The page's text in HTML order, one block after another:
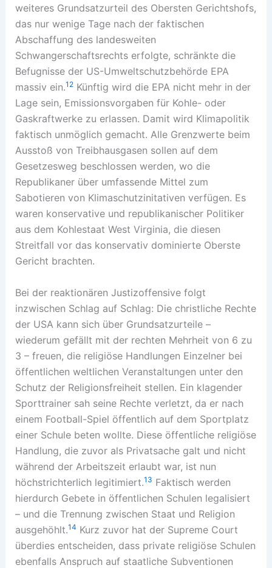
weiteres Grundsatzurteil des Obersten Gerichtshofs,
das nur wenige Tage nach der faktischen
Abschaffung des landesweiten
Schwangerschaftsrechts erfolgte, schränkte die
Befugnisse der US-Umweltschutzbehörde EPA
massiv ein.12Künftig wird die EPA nicht mehr in der
Lage sein, Emissionsvorgaben für Kohle- oder
Gaskraftwerke zu erlassen. Damit wird Klimapolitik
faktisch unmöglich gemacht. Alle Grenzwerte beim
Ausstoß von Treibhausgasen sollen auf dem
Gesetzesweg beschlossen werden, wo die
Republikaner über umfassende Mittel zum
Sabotieren von Klimaschutzinitativen verfügen. Es
waren konservative und republikanischer Politiker
aus dem Kohlestaat West Virginia, die diesen
Streitfall vor das konservativ dominierte Oberste
Gericht brachten.
Bei der reaktionären Justizoffensive folgt
inzwischen Schlag auf Schlag: Die christliche Rechte
der USA kann sich über Grundsatzurteile –
wiederum gefällt mit der rechten Mehrheit von 6 zu
3 – freuen, die religiöse Handlungen Einzelner bei
öffentlichen weltlichen Veranstaltungen unter den
Schutz der Religionsfreiheit stellen. Ein klagender
Sporttrainer sah seine Rechte verletzt, da er nach
einem Football-Spiel öffentlich auf dem Sportplatz
einer Schule beten wollte. Diese öffentliche religiöse
Handlung, die zuvor als Privatsache galt und nicht
während der Arbeitszeit erlaubt war, ist nun
höchstrichterlich legitimiert.13 Faktisch werden
hierdurch Gebete in öffentlichen Schulen legalisiert
– und die Trennung zwischen Staat und Religion
ausgehöhlt.14 Kurz zuvor hat der Supreme Court
überdies entscheiden, dass private religiöse Schulen
ebenfalls Anspruch auf staatliche Subventionen